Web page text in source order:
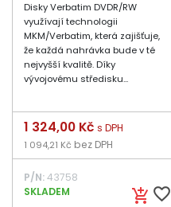
Disky Verbatim DVDR/RW
využívají technologii
MKM/Verbatim, která zajišťuje,
že každá nahrávka bude v té
nejvyšší kvalitě. Díky
vývojovému středisku...
add_shopping_cart favorite_border
Cena
1 324,00 Kč s DPH
1 094,21 Kč bez DPH
P/N:43758
SKLADEM